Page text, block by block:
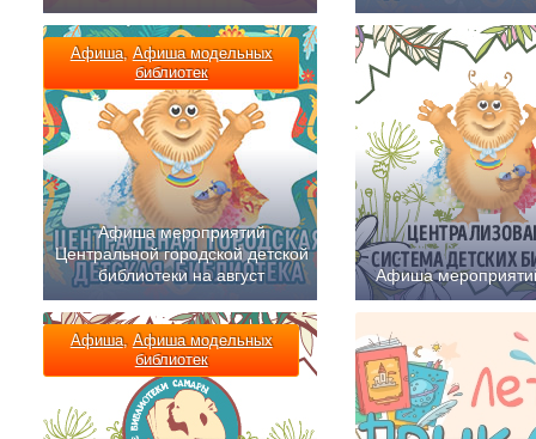
Афиша, Афиша модельных
библиотек
Афиша мероприятий
Центральной городской детской
библиотеки на август
Афиша
Афиша, Афиша модельных
библиотек